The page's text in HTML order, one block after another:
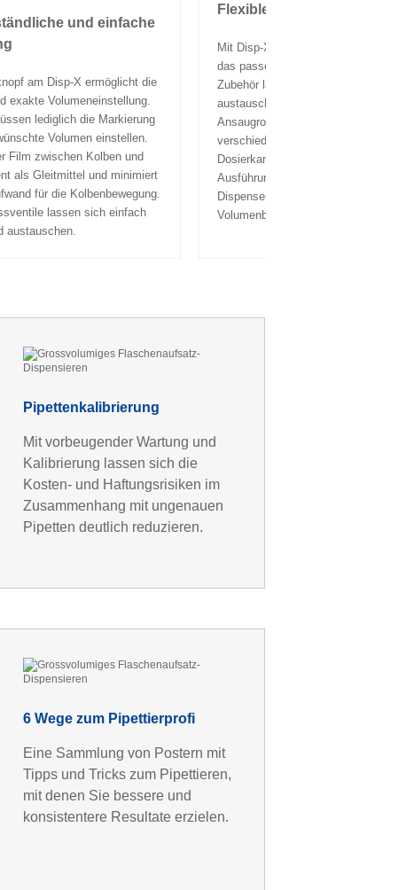
und einfache
am Disp-X ermöglicht die
exakte Volumeneinstellung.
lediglich die Markierung
Volumen einstellen.
Film zwischen Kolben und
als Gleitmittel und minimiert
für die Kolbenbewegung.
lassen sich einfach
austauschen.
Flexible Abgabeoptionen
Mit Disp-X können Sie für jede
das passende Zubehör verwenden.
Zubehör lässt sich schnell und einfach
austauschen. Die Dosierkanülen und
Ansaugrohre sind je nach Ihrem
verschiedenen Grössen lieferbar. Die
Dosierkanülen sind in fester und
Ausführung lieferbar. Flaschenaufsatz-
Dispenser des Typs Disp-X eignen
Volumenbereiche von 0,5 bis 50 ml.
Pipettenkalibrierung
Mit vorbeugender Wartung und
Kalibrierung lassen sich die
Kosten- und Haftungsrisiken im
Zusammenhang mit ungenauen
Pipetten deutlich reduzieren.
6 Wege zum Pipettierprofi
Eine Sammlung von Postern mit
Tipps und Tricks zum Pipettieren,
mit denen Sie bessere und
konsistentere Resultate erzielen.